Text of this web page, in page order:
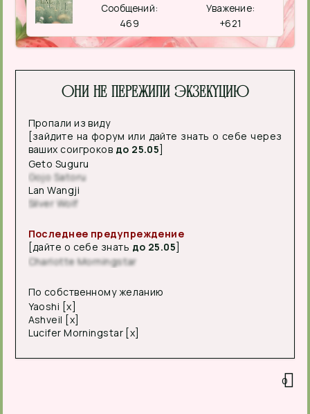
Сообщений:
469
Уважение:
+621
Они не пережили экзекуцию
Пропали из виду
[зайдите на форум или дайте знать о себе через
ваших соигроков до 25.05]
Geto Suguru
Gojo Satoru
Lan Wangji
Silver Wolf
Последнее предупреждение
[дайте о себе знать до 25.05]
Charlotte Morningstar
По собственному желанию
Yaoshi [x]
Ashveil [x]
Lucifer Morningstar [x]
0